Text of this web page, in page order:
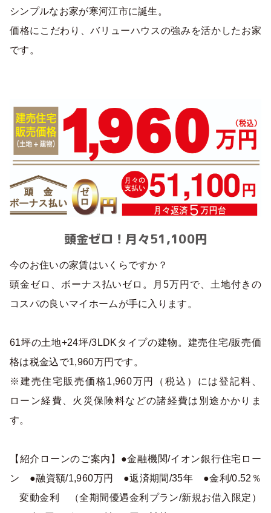
シンプルなお家が寒河江市に誕生。
価格にこだわり、バリューハウスの強みを活かしたお家
です。
頭金ゼロ！月々51,100円
今のお住いの家賃はいくらですか？
頭金ゼロ、ボーナス払いゼロ。月5万円で、土地付きの
コスパの良いマイホームが手に入ります。
61坪の土地+24坪/3LDKタイプの建物。建売住宅/販売価
格は税金込で1,960万円です。
※建売住宅販売価格1,960万円（税込）には登記料、
ローン経費、火災保険料などの諸経費は別途かかりま
す。
【紹介ローンのご案内】●金融機関/イオン銀行住宅ロー
ン ●融資額/1,960万円 ●返済期間/35年 ●金利/0.52％
変動金利 （全期間優遇金利プラン/新規お借入限定）